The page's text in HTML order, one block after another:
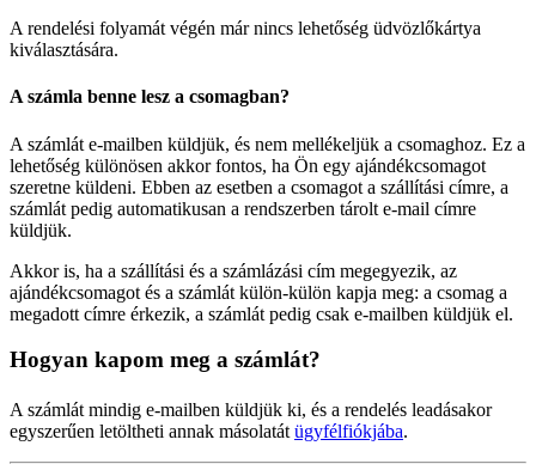
A rendelési folyamát végén már nincs lehetőség üdvözlőkártya
kiválasztására.
A számla benne lesz a csomagban?
A számlát e-mailben küldjük, és nem mellékeljük a csomaghoz. Ez a
lehetőség különösen akkor fontos, ha Ön egy ajándékcsomagot
szeretne küldeni. Ebben az esetben a csomagot a szállítási címre, a
számlát pedig automatikusan a rendszerben tárolt e-mail címre
küldjük.
Akkor is, ha a szállítási és a számlázási cím megegyezik, az
ajándékcsomagot és a számlát külön-külön kapja meg: a csomag a
megadott címre érkezik, a számlát pedig csak e-mailben küldjük el.
Hogyan kapom meg a számlát?
A számlát mindig e-mailben küldjük ki, és a rendelés leadásakor
egyszerűen letöltheti annak másolatát ügyfélfiókjába.